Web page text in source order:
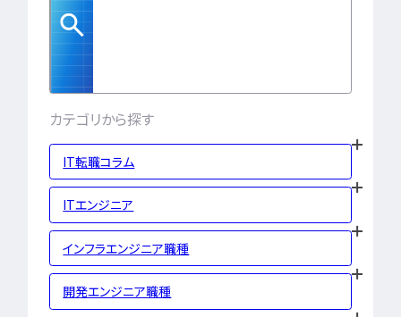
とは
職種・種類
やめとけ
働き方
キャリアパス
カテゴリから探す
IT転職コラム
ITエンジニア
インフラエンジニア職種
開発エンジニア職種